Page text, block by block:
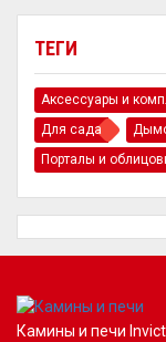
ТЕГИ
Аксессуары и
Для сада
Порталы и
Камины и печи